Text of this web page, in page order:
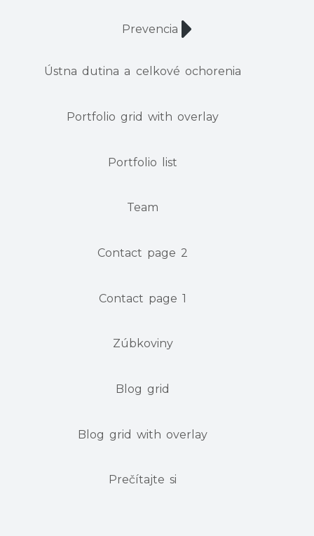
Prevencia
Ústna dutina a celkové ochorenia
Portfolio grid with overlay
Portfolio list
Team
Contact page 2
Contact page 1
Zúbkoviny
Blog grid
Blog grid with overlay
Prečítajte si